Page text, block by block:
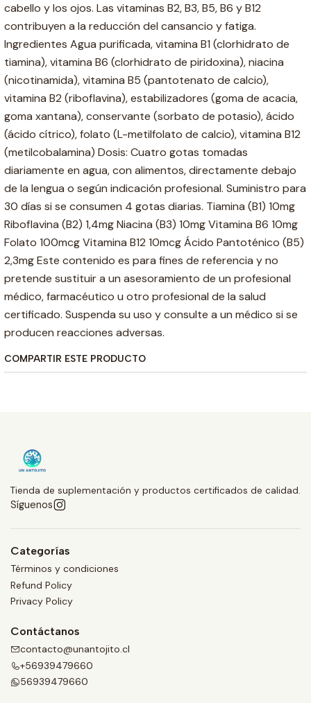
cabello y los ojos. Las vitaminas B2, B3, B5, B6 y B12
contribuyen a la reducción del cansancio y fatiga.
Ingredientes Agua purificada, vitamina B1 (clorhidrato de
tiamina), vitamina B6 (clorhidrato de piridoxina), niacina
(nicotinamida), vitamina B5 (pantotenato de calcio),
vitamina B2 (riboflavina), estabilizadores (goma de acacia,
goma xantana), conservante (sorbato de potasio), ácido
(ácido cítrico), folato (L-metilfolato de calcio), vitamina B12
(metilcobalamina) Dosis: Cuatro gotas tomadas
diariamente en agua, con alimentos, directamente debajo
de la lengua o según indicación profesional. Suministro para
30 días si se consumen 4 gotas diarias. Tiamina (B1) 10mg
Riboflavina (B2) 1,4mg Niacina (B3) 10mg Vitamina B6 10mg
Folato 100mcg Vitamina B12 10mcg Ácido Pantoténico (B5)
2,3mg Este contenido es para fines de referencia y no
pretende sustituir a un asesoramiento de un profesional
médico, farmacéutico u otro profesional de la salud
certificado. Suspenda su uso y consulte a un médico si se
producen reacciones adversas.
COMPARTIR ESTE PRODUCTO
Tienda de suplementación y productos certificados de calidad.
Síguenos
Categorías
Términos y condiciones
Refund Policy
Privacy Policy
Contáctanos
contacto@unantojito.cl
+56939479660
56939479660